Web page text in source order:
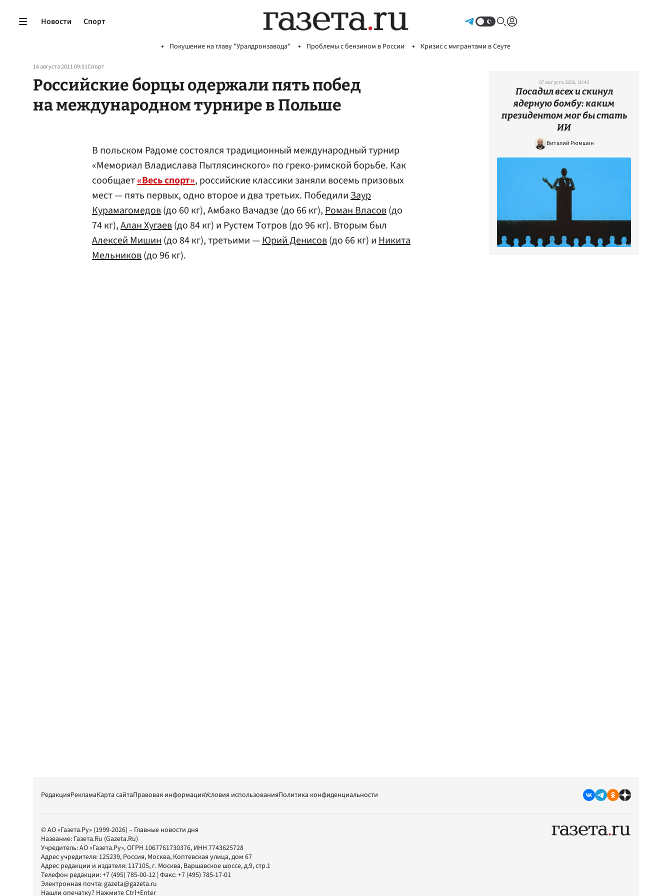
Новости Спорт
Покушение на главу "Уралдронзавода" Проблемы с бензином в России Кризис с мигрантами в Сеуте
14 августа 2011 09:01Спорт
Российские борцы одержали пять побед
на международном турнире в Польше
В польском Радоме состоялся традиционный международный турнир
«Мемориал Владислава Пытлясинского» по греко-римской борьбе. Как
сообщает«Весь спорт», российские классики заняли восемь призовых
мест — пять первых, одно второе и два третьих. ПобедилиЗаур
Курамагомедов(до 60 кг), Амбако Вачадзе (до 66 кг),Роман Власов(до
74 кг),Алан Хугаев(до 84 кг) и Рустем Тотров (до 96 кг). Вторым был
Алексей Мишин(до 84 кг), третьими —Юрий Денисов(до 66 кг) иНикита
Мельников(до 96 кг).
07 августа 2026, 10:43
Посадил всех и скинул
ядерную бомбу: каким
президентом мог бы стать
ИИ
Виталий Рюмшин
РедакцияРекламаКарта сайтаПравовая информацияУсловия использованияПолитика конфиденциальности
© АО «Газета.Ру» (1999-2026) – Главные новости дня
Название: Газета.Ru (Gazeta.Ru)
Учредитель:АО «Газета.Ру», ОГРН 1067761730376, ИНН 7743625728
Адрес учредителя: 125239, Россия, Москва, Коптевская улица, дом 67
Адрес редакции и издателя: 117105, г. Москва, Варшавское шоссе, д.9, стр.1
Телефон редакции:+7 (495) 785-00-12 | Факс:+7 (495) 785-17-01
Электронная почта:gazeta@gazeta.ru
Нашли опечатку? Нажмите Ctrl+Enter